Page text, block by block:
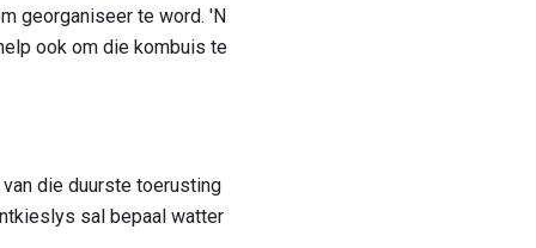
georganiseer te word. 'N
ook om die kombuis te
die duurste toerusting
sal bepaal watter